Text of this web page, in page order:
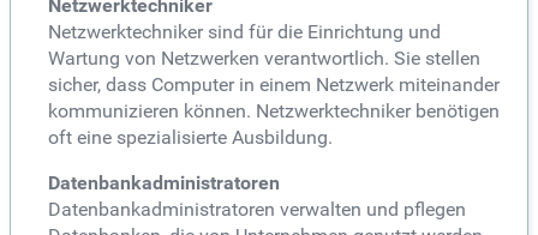
Netzwerktechniker
Netzwerktechniker sind für die Einrichtung und
Wartung von Netzwerken verantwortlich. Sie stellen
sicher, dass Computer in einem Netzwerk miteinander
kommunizieren können. Netzwerktechniker benötigen
oft eine spezialisierte Ausbildung.
Datenbankadministratoren
Datenbankadministratoren verwalten und pflegen